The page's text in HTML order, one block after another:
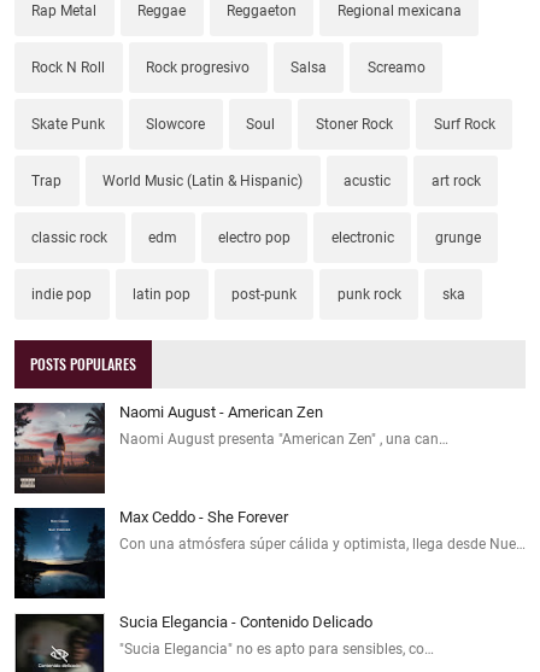
Rap Metal Reggae Reggaeton Regional mexicana
Rock N Roll Rock progresivo Salsa Screamo
Skate Punk Slowcore Soul Stoner Rock Surf Rock
Trap World Music (Latin & Hispanic) acustic art rock
classic rock edm electro pop electronic grunge
indie pop latin pop post-punk punk rock ska
POSTS POPULARES
Naomi August - American Zen
Naomi August presenta "American Zen" , una can…
Max Ceddo - She Forever
Con una atmósfera súper cálida y optimista, llega desde Nue…
Sucia Elegancia - Contenido Delicado
"Sucia Elegancia" no es apto para sensibles, co…